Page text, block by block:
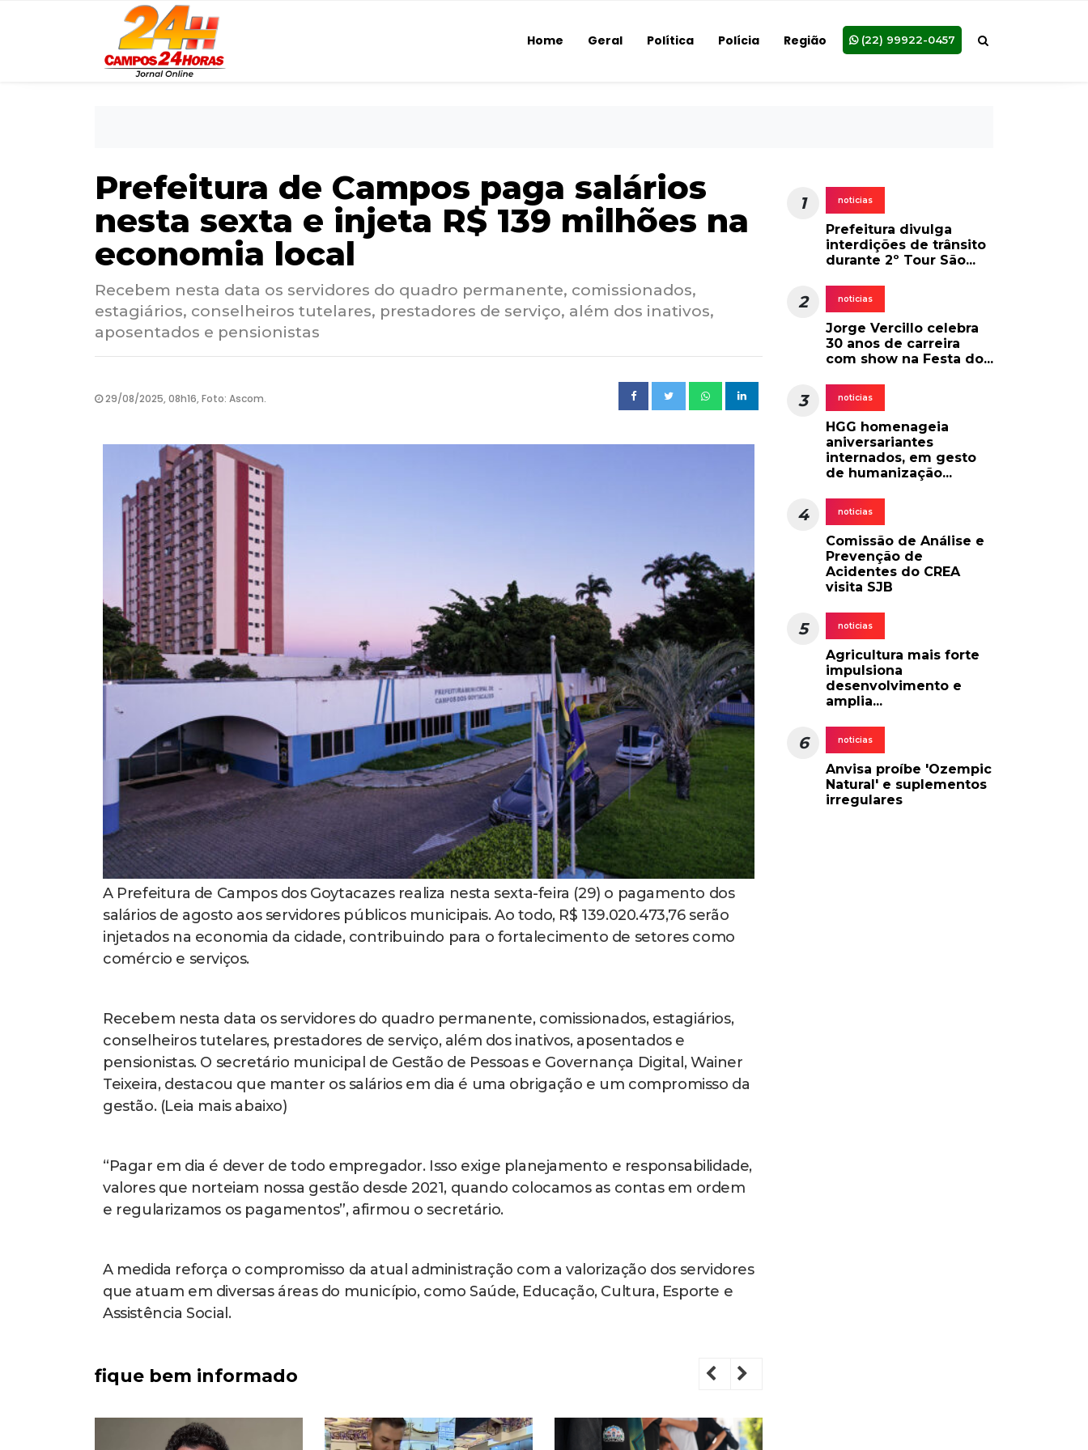
Home Geral Política Polícia Região (22) 99922-0457
Prefeitura de Campos paga salários
nesta sexta e injeta R$ 139 milhões na
economia local
Recebem nesta data os servidores do quadro permanente, comissionados,
estagiários, conselheiros tutelares, prestadores de serviço, além dos inativos,
aposentados e pensionistas
29/08/2025, 08h16, Foto: Ascom.
A Prefeitura de Campos dos Goytacazes realiza nesta sexta-feira (29) o pagamento dos
salários de agosto aos servidores públicos municipais. Ao todo, R$ 139.020.473,76 serão
injetados na economia da cidade, contribuindo para o fortalecimento de setores como
comércio e serviços.
Recebem nesta data os servidores do quadro permanente, comissionados, estagiários,
conselheiros tutelares, prestadores de serviço, além dos inativos, aposentados e
pensionistas. O secretário municipal de Gestão de Pessoas e Governança Digital, Wainer
Teixeira, destacou que manter os salários em dia é uma obrigação e um compromisso da
gestão. (Leia mais abaixo)
“Pagar em dia é dever de todo empregador. Isso exige planejamento e responsabilidade,
valores que norteiam nossa gestão desde 2021, quando colocamos as contas em ordem
e regularizamos os pagamentos”, afirmou o secretário.
A medida reforça o compromisso da atual administração com a valorização dos servidores
que atuam em diversas áreas do município, como Saúde, Educação, Cultura, Esporte e
Assistência Social.
fique bem informado Previous
1 noticias
Prefeitura divulga
interdições de trânsito
durante 2º Tour São...
2 noticias
Jorge Vercillo celebra
30 anos de carreira
com show na Festa do...
3 noticias
HGG homenageia
aniversariantes
internados, em gesto
de humanização...
4 noticias
Comissão de Análise e
Prevenção de
Acidentes do CREA
visita SJB
5 noticias
Agricultura mais forte
impulsiona
desenvolvimento e
amplia...
6 noticias
Anvisa proíbe 'Ozempic
Natural' e suplementos
irregulares